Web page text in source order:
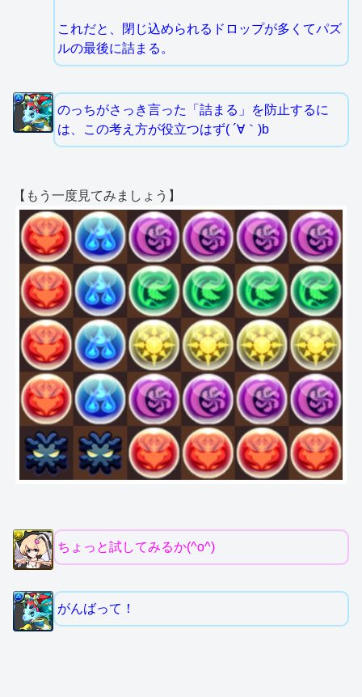
これだと、閉じ込められるドロップが多くてパズ
ルの最後に詰まる。
のっちがさっき言った「詰まる」を防止するに
は、この考え方が役立つはず( ´∀｀)b
【もう一度見てみましょう】
ちょっと試してみるか(^o^)
がんばって！